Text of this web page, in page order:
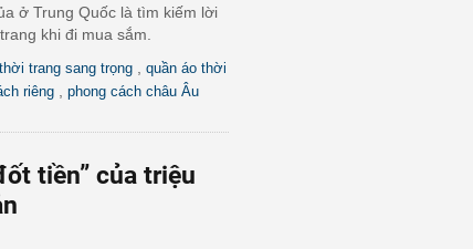
ở Trung Quốc là tìm kiếm lời
khi đi mua sắm.
thời trang sang trọng
quần áo thời
riêng phong cách châu Âu
tiền” của triệu